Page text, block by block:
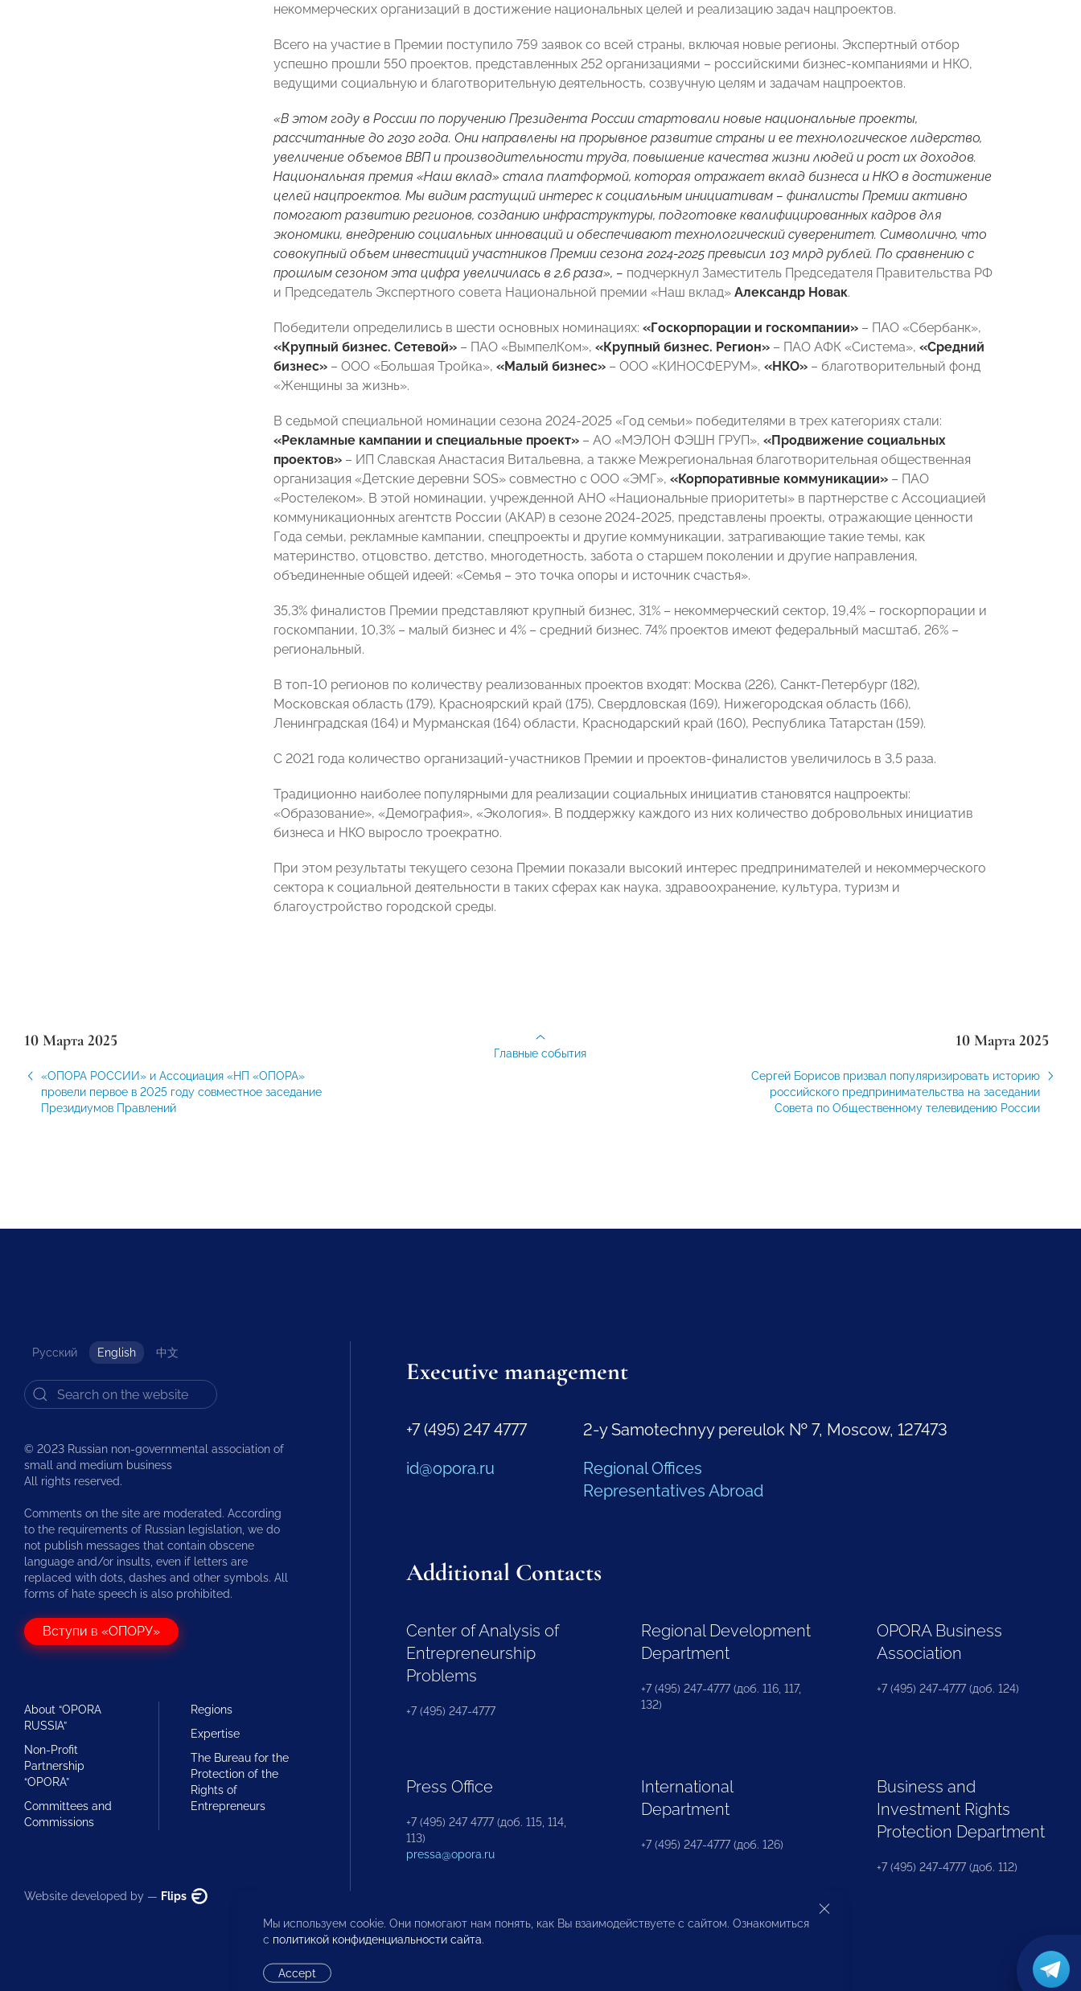
некоммерческих организаций в достижение национальных целей и реализацию задач нацпроектов.
Всего на участие в Премии поступило 759 заявок со всей страны, включая новые регионы. Экспертный отбор
успешно прошли 550 проектов, представленных 252 организациями – российскими бизнес-компаниями и НКО,
ведущими социальную и благотворительную деятельность, созвучную целям и задачам нацпроектов.
«В этом году в России по поручению Президента России стартовали новые национальные проекты,
рассчитанные до 2030 года. Они направлены на прорывное развитие страны и ее технологическое лидерство,
увеличение объемов ВВП и производительности труда, повышение качества жизни людей и рост их доходов.
Национальная премия «Наш вклад» стала платформой, которая отражает вклад бизнеса и НКО в достижение
целей нацпроектов. Мы видим растущий интерес к социальным инициативам – финалисты Премии активно
помогают развитию регионов, созданию инфраструктуры, подготовке квалифицированных кадров для
экономики, внедрению социальных инноваций и обеспечивают технологический суверенитет. Символично, что
совокупный объем инвестиций участников Премии сезона 2024-2025 превысил 103 млрд рублей. По сравнению с
прошлым сезоном эта цифра увеличилась в 2,6 раза», – подчеркнул Заместитель Председателя Правительства РФ
и Председатель Экспертного совета Национальной премии «Наш вклад» Александр Новак.
Победители определились в шести основных номинациях: «Госкорпорации и госкомпании» – ПАО «Сбербанк»,
«Крупный бизнес. Сетевой» – ПАО «ВымпелКом», «Крупный бизнес. Регион» – ПАО АФК «Система», «Средний
бизнес» – ООО «Большая Тройка», «Малый бизнес» – ООО «КИНОСФЕРУМ», «НКО» – благотворительный фонд
«Женщины за жизнь».
В седьмой специальной номинации сезона 2024-2025 «Год семьи» победителями в трех категориях стали:
«Рекламные кампании и специальные проект» – АО «МЭЛОН ФЭШН ГРУП», «Продвижение социальных
проектов» – ИП Славская Анастасия Витальевна, а также Межрегиональная благотворительная общественная
организация «Детские деревни SOS» совместно с ООО «ЭМГ», «Корпоративные коммуникации» – ПАО
«Ростелеком». В этой номинации, учрежденной АНО «Национальные приоритеты» в партнерстве с Ассоциацией
коммуникационных агентств России (АКАР) в сезоне 2024-2025, представлены проекты, отражающие ценности
Года семьи, рекламные кампании, спецпроекты и другие коммуникации, затрагивающие такие темы, как
материнство, отцовство, детство, многодетность, забота о старшем поколении и другие направления,
объединенные общей идеей: «Семья – это точка опоры и источник счастья».
35,3% финалистов Премии представляют крупный бизнес, 31% – некоммерческий сектор, 19,4% – госкорпорации и
госкомпании, 10,3% – малый бизнес и 4% – средний бизнес. 74% проектов имеют федеральный масштаб, 26% –
региональный.
В топ-10 регионов по количеству реализованных проектов входят: Москва (226), Санкт-Петербург (182),
Московская область (179), Красноярский край (175), Свердловская (169), Нижегородская область (166),
Ленинградская (164) и Мурманская (164) области, Краснодарский край (160), Республика Татарстан (159).
С 2021 года количество организаций-участников Премии и проектов-финалистов увеличилось в 3,5 раза.
Традиционно наиболее популярными для реализации социальных инициатив становятся нацпроекты:
«Образование», «Демография», «Экология». В поддержку каждого из них количество добровольных инициатив
бизнеса и НКО выросло троекратно.
При этом результаты текущего сезона Премии показали высокий интерес предпринимателей и некоммерческого
сектора к социальной деятельности в таких сферах как наука, здравоохранение, культура, туризм и
благоустройство городской среды.
10 Марта 2025
«ОПОРА РОССИИ» и Ассоциация «НП «ОПОРА»
провели первое в 2025 году совместное заседание
Президиумов Правлений
10 Марта 2025
Сергей Борисов призвал популяризировать историю
российского предпринимательства на заседании
Совета по Общественному телевидению России
Главные события
Русский English 中文
© 2023 Russian non-governmental association of
small and medium business
All rights reserved.
Comments on the site are moderated. According
to the requirements of Russian legislation, we do
not publish messages that contain obscene
language and/or insults, even if letters are
replaced with dots, dashes and other symbols. All
forms of hate speech is also prohibited.
Вступи в «ОПОРУ»
About “OPORA
RUSSIA”
Non-Profit
Partnership
“OPORA”
Committees and
Commissions
Regions
Expertise
The Bureau for the
Protection of the
Rights of
Entrepreneurs
Website developed by — Flips
Executive management
+7 (495) 247 4777
id@opora.ru
2-y Samotechnyy pereulok № 7, Moscow, 127473
Regional Offices
Representatives Abroad
Additional Contacts
Center of Analysis of
Entrepreneurship
Problems
+7 (495) 247-4777
Regional Development
Department
+7 (495) 247-4777 (доб. 116, 117,
132)
OPORA Business
Association
+7 (495) 247-4777 (доб. 124)
Press Office
+7 (495) 247 4777 (доб. 115, 114,
113)
pressa@opora.ru
International
Department
+7 (495) 247-4777 (доб. 126)
Business and
Investment Rights
Protection Department
+7 (495) 247-4777 (доб. 112)
Мы используем cookie. Они помогают нам понять, как Вы взаимодействуете с сайтом. Ознакомиться
с политикой конфиденциальности сайта.
Accept